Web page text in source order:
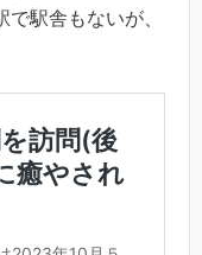
駅舎もないが、